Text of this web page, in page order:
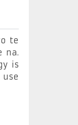
te
na.
is